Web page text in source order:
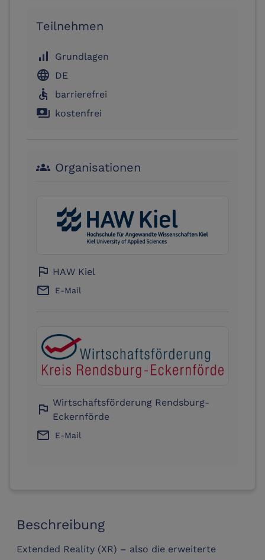
Beschreibung
Extended Reality (XR) – also die erweiterte
Teilnehmen
signal_cellular_alt Grundlagen
language DE
accessible barrierefrei
payments kostenfrei
groups Organisationen
flag HAW Kiel
email E-Mail
flag
Wirtschaftsförderung Rendsburg-
Eckernförde
email E-Mail